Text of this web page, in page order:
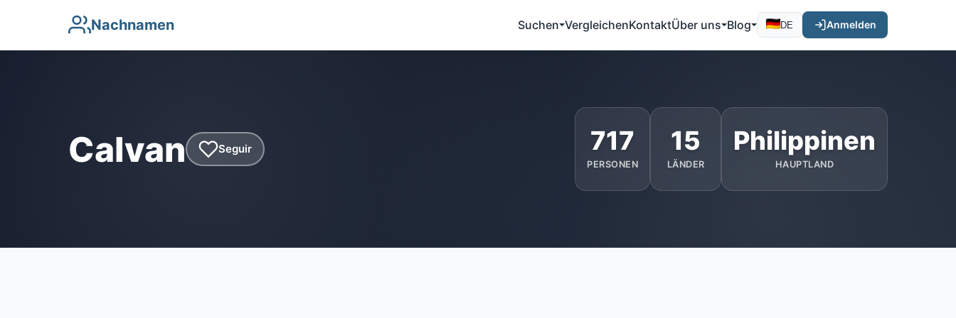
Nachnamen Suchen VergleichenKontaktÜber uns Blog DE Anmelden
Calvan Seguir 717
PERSONEN
15
LÄNDER
Philippinen
HAUPTLAND